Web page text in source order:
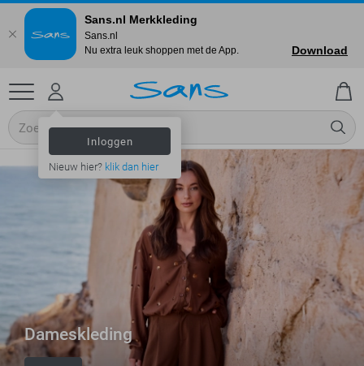
Inloggen
Nieuw hier? klik dan hier
Dameskleding
Sans.nl Merkkleding
Sans.nl
Nu extra leuk shoppen met de App.
Download